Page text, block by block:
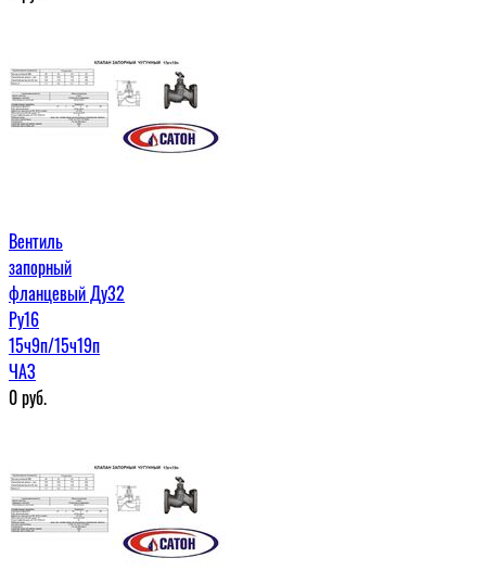
Вентиль
запорный
фланцевый Ду32
Ру16
15ч9п/15ч19п
ЧАЗ
0руб.